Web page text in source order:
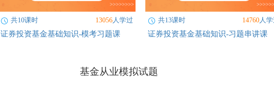
共10课时 13056人学过
证券投资基金基础知识-模考习题课
共13课时 14760人
证券投资基金基础知识-习题串讲课
基金从业模拟试题